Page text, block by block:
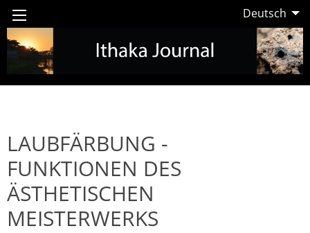
Deutsch
LAUBFÄRBUNG -
FUNKTIONEN DES
ÄSTHETISCHEN
MEISTERWERKS